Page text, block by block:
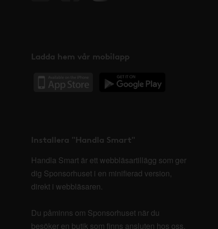
Ladda hem vår mobilapp
Installera "Handla Smart"
Handla Smart är ett webbläsartillägg som ger
dig Sponsorhuset i en minifierad version,
direkt i webbläsaren.
Du påminns om Sponsorhuset när du
besöker en butik som finns ansluten hos oss.